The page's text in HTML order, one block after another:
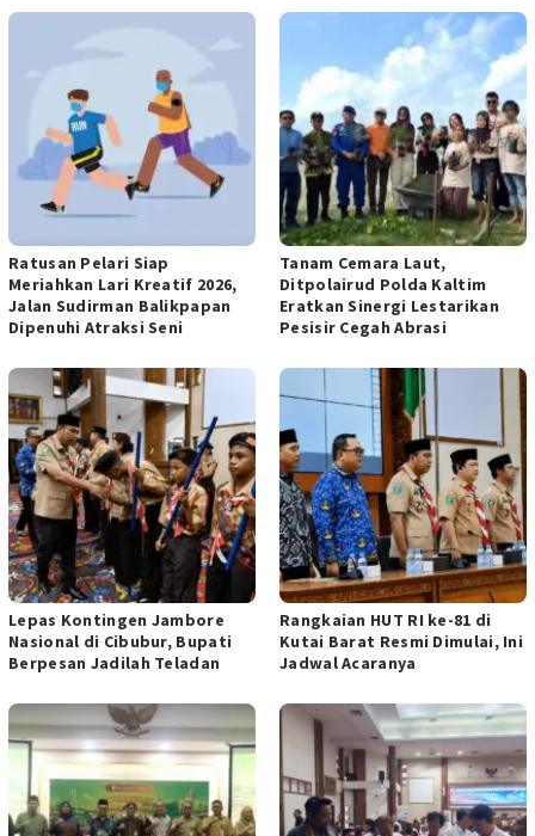
Ratusan Pelari Siap
Meriahkan Lari Kreatif 2026,
Jalan Sudirman Balikpapan
Dipenuhi Atraksi Seni
Tanam Cemara Laut,
Ditpolairud Polda Kaltim
Eratkan Sinergi Lestarikan
Pesisir Cegah Abrasi
Lepas Kontingen Jambore
Nasional di Cibubur, Bupati
Berpesan Jadilah Teladan
Rangkaian HUT RI ke-81 di
Kutai Barat Resmi Dimulai, Ini
Jadwal Acaranya